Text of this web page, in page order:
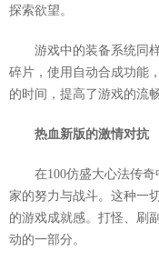
探索欲望。
游戏中的装备系统同
碎片，使用自动合成功能
的时间，提高了游戏的流畅
热血新版的激情对抗
在100仿盛大心法传
家的努力与战斗。这种一
的游戏成就感。打怪、刷
动的一部分。